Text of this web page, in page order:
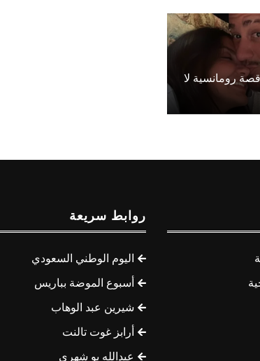
رومانسية لا
روابط سريعة
اليوم الوطني السعودي
أسبوع الموضة بباريس
شيرين عبد الوهاب
أرابز غوت تالنت
عبدالله بو شهري